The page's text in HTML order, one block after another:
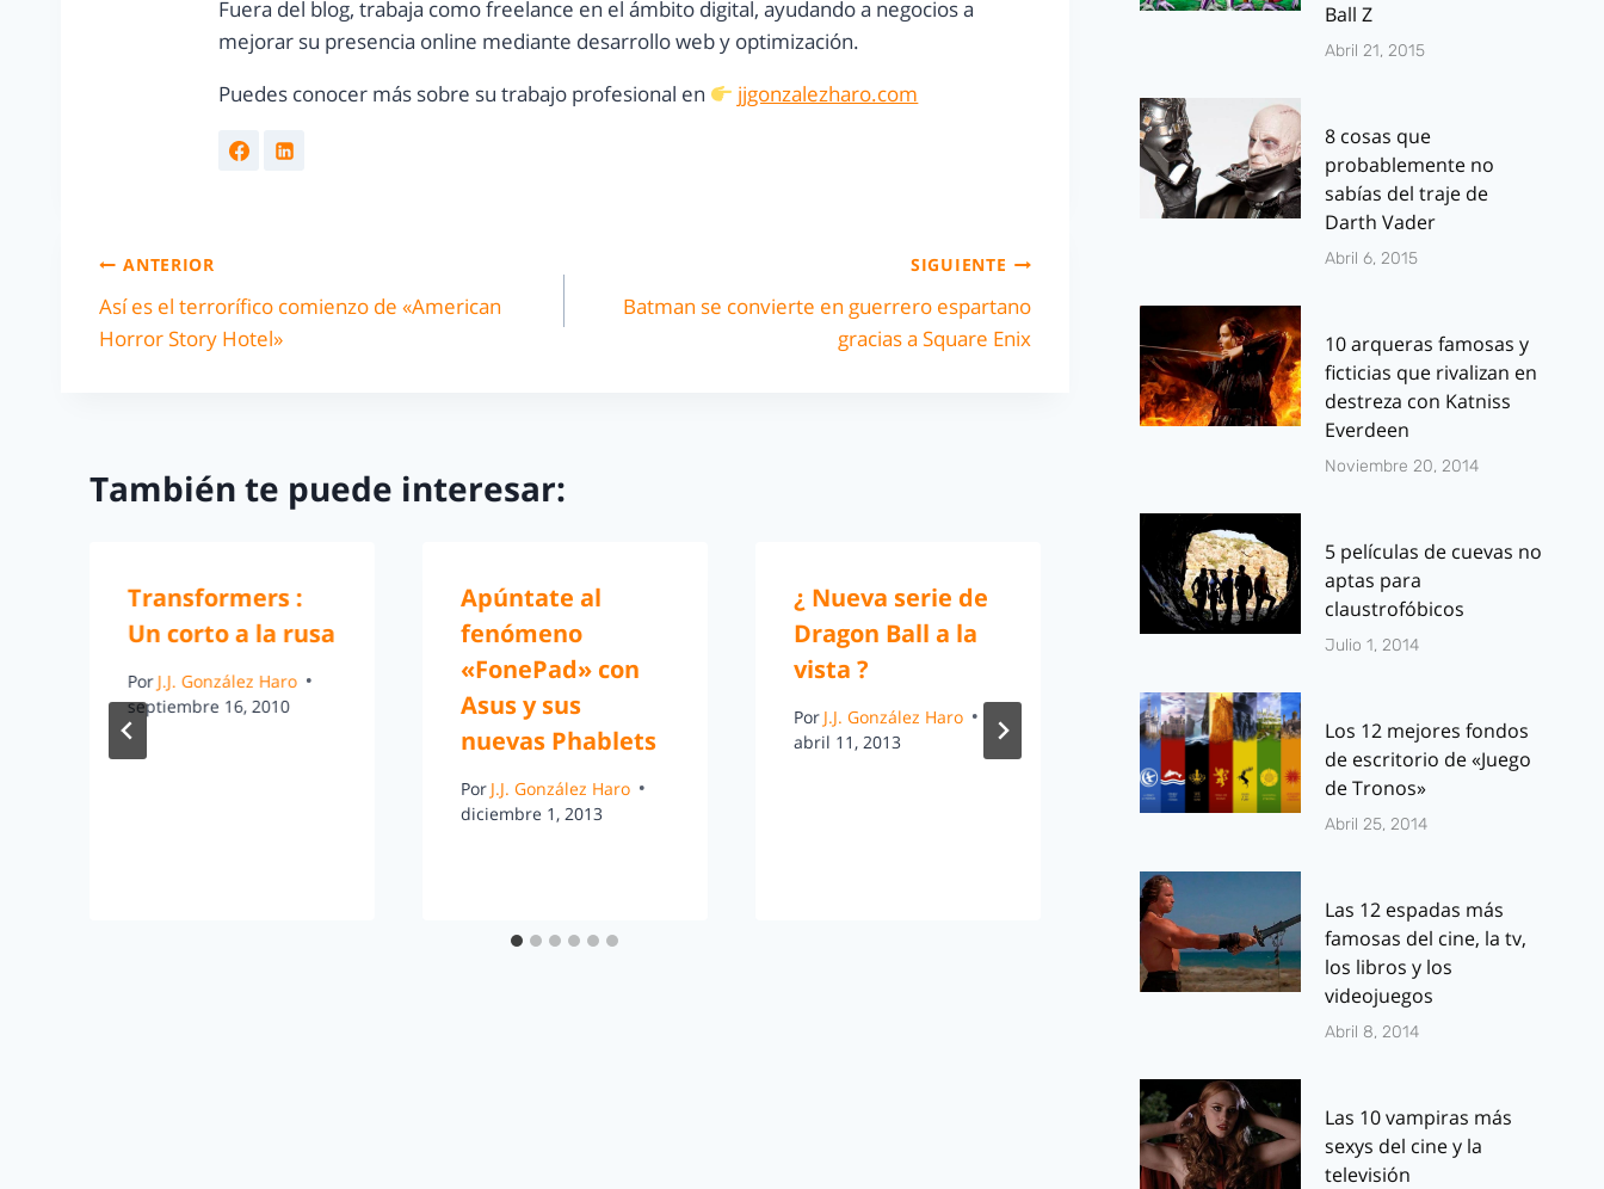
Fuera del blog, trabaja como freelance en el ámbito digital, ayudando a negocios a
mejorar su presencia online mediante desarrollo web y optimización.
Puedes conocer más sobre su trabajo profesional en
jjgonzalezharo.com
ANTERIOR
Así es el terrorífico comienzo de «American
Horror Story Hotel»
SIGUIENTE
Batman se convierte en guerrero espartano
gracias a Square Enix
También te puede interesar:
Transformers :
Un corto a la rusa
PorJ.J. González Haro
septiembre 16, 2010
Apúntate al
fenómeno
«FonePad» con
Asus y sus
nuevas Phablets
Por J.J. González Haro
diciembre 1, 2013
¿ Nueva serie de
Dragon Ball a la
vista ?
Por J.J. González Haro
abril 11, 2013
Escuadrón
Suicida: Los
DC estrenan
tráiler en
español
El Hobbit:
PorJ.J. González
febrero 10, 2012
Ball Z
Abril 21, 2015
8 cosas que
probablemente no
sabías del traje de
Darth Vader
Abril 6, 2015
10 arqueras famosas y
ficticias que rivalizan en
destreza con Katniss
Everdeen
Noviembre 20, 2014
5 películas de cuevas no
aptas para
claustrofóbicos
Julio 1, 2014
Los 12 mejores fondos
de escritorio de «Juego
de Tronos»
Abril 25, 2014
Las 12 espadas más
famosas del cine, la tv,
los libros y los
videojuegos
Abril 8, 2014
Las 10 vampiras más
sexys del cine y la
televisión